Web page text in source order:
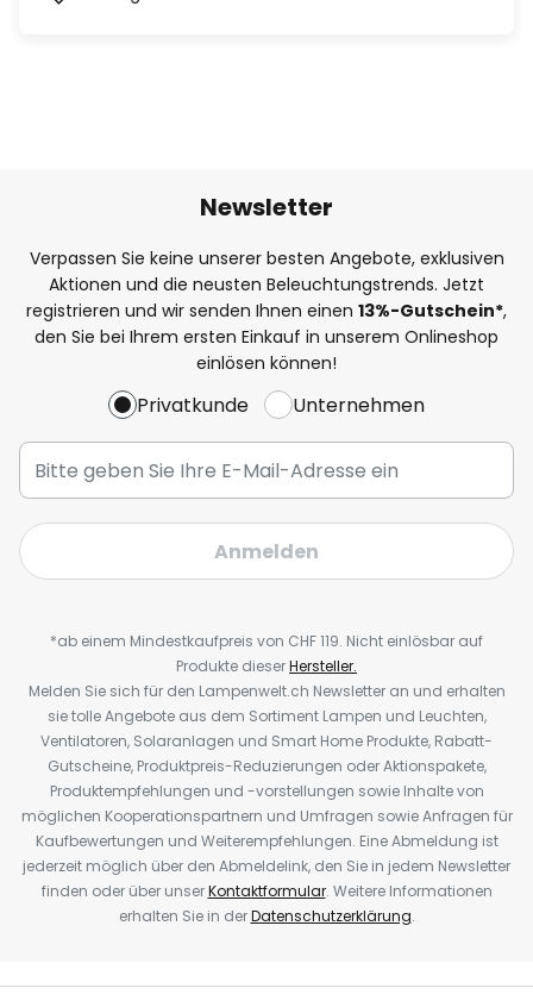
Newsletter
Verpassen Sie keine unserer besten Angebote, exklusiven
Aktionen und die neusten Beleuchtungstrends. Jetzt
registrieren und wir senden Ihnen einen 13%-Gutschein*,
den Sie bei Ihrem ersten Einkauf in unserem Onlineshop
einlösen können!
Privatkunde Unternehmen
Anmelden
*ab einem Mindestkaufpreis von CHF 119. Nicht einlösbar auf
Produkte dieserHersteller.
Melden Sie sich für den Lampenwelt.ch Newsletter an und erhalten
sie tolle Angebote aus dem Sortiment Lampen und Leuchten,
Ventilatoren, Solaranlagen und Smart Home Produkte, Rabatt-
Gutscheine, Produktpreis-Reduzierungen oder Aktionspakete,
Produktempfehlungen und -vorstellungen sowie Inhalte von
möglichen Kooperationspartnern und Umfragen sowie Anfragen für
Kaufbewertungen und Weiterempfehlungen. Eine Abmeldung ist
jederzeit möglich über den Abmeldelink, den Sie in jedem Newsletter
finden oder über unserKontaktformular. Weitere Informationen
erhalten Sie in derDatenschutzerklärung.